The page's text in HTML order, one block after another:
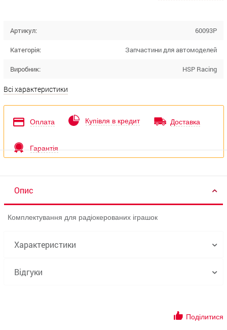
Артикул: 60093P
Категорія: Запчастини для автомоделей
Виробник: HSP Racing
Всі характеристики
Оплата Купівля в кредит Доставка
Гарантія
Опис
Комплектування для радіокерованих іграшок
Характеристики
Відгуки
Поділитися